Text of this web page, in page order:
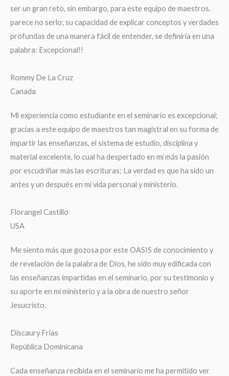
ser un gran reto, sin embargo, para este equipo de maestros,
parece no serlo; su capacidad de explicar conceptos y verdades
profundas de una manera fácil de entender, se definiría en una
palabra: Excepcional!!
Rommy De La Cruz
Canada
Mi experiencia como estudiante en el seminario es excepcional;
gracias a este equipo de maestros tan magistral en su forma de
impartir las enseñanzas, el sistema de estudio, disciplina y
material excelente, lo cual ha despertado en mí más la pasión
por escudriñar más las escrituras; La verdad es que ha sido un
antes y un después en mi vida personal y ministerio.
Florangel Castillo
USA
Me siento más que gozosa por este OASIS de conocimiento y
de revelación de la palabra de Dios, he sido muy edificada con
las enseñanzas impartidas en el seminario, por su testimonio y
su aporte en mi ministerio y a la obra de nuestro señor
Jesucristo.
Discaury Frias
República Dominicana
Cada enseñanza recibida en el seminario me ha permitido ver